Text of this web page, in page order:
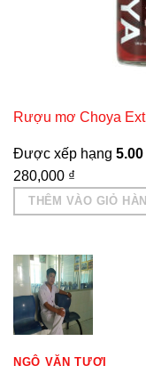
Rượu mơ Choya
Được xếp hạng 5.00
280,000 ₫
THÊM VÀO GIỎ
NGÔ VĂN TƯƠI